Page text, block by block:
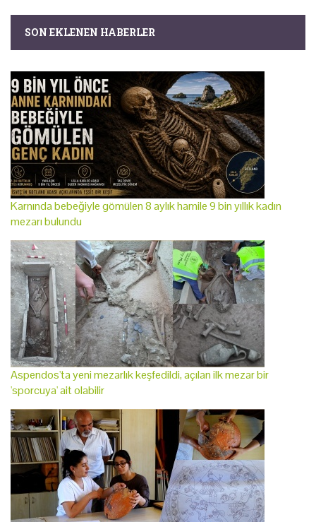
SON EKLENEN HABERLER
Karnında bebeğiyle gömülen 8 aylık hamile 9 bin yıllık kadın
mezarı bulundu
Aspendos'ta yeni mezarlık keşfedildi, açılan ilk mezar bir
'sporcuya' ait olabilir